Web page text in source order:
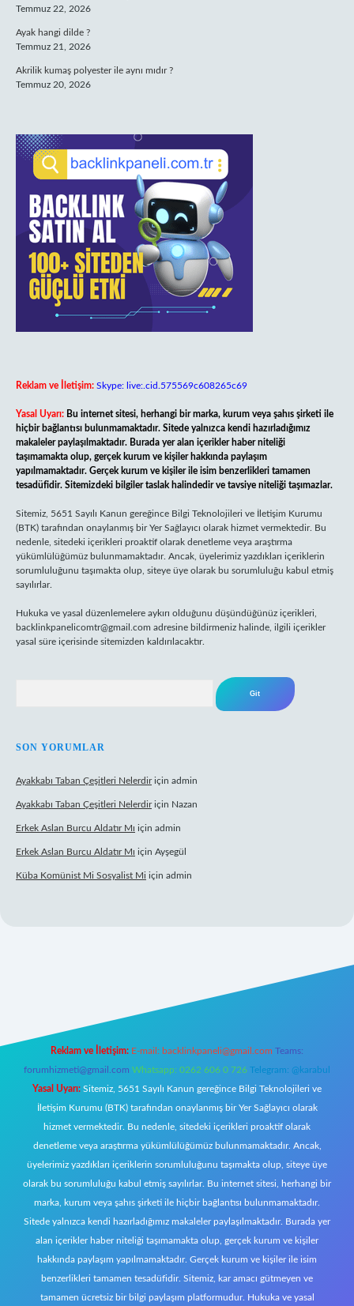
Temmuz 22, 2026
Ayak hangi dilde ?
Temmuz 21, 2026
Akrilik kumaş polyester ile aynı mıdır ?
Temmuz 20, 2026
Reklam ve İletişim: Skype: live:.cid.575569c608265c69
Yasal Uyarı: Bu internet sitesi, herhangi bir marka, kurum veya şahıs şirketi ile
hiçbir bağlantısı bulunmamaktadır. Sitede yalnızca kendi hazırladığımız
makaleler paylaşılmaktadır. Burada yer alan içerikler haber niteliği
taşımamakta olup, gerçek kurum ve kişiler hakkında paylaşım
yapılmamaktadır. Gerçek kurum ve kişiler ile isim benzerlikleri tamamen
tesadüfidir. Sitemizdeki bilgiler taslak halindedir ve tavsiye niteliği taşımazlar.
Sitemiz, 5651 Sayılı Kanun gereğince Bilgi Teknolojileri ve İletişim Kurumu
(BTK) tarafından onaylanmış bir Yer Sağlayıcı olarak hizmet vermektedir. Bu
nedenle, sitedeki içerikleri proaktif olarak denetleme veya araştırma
yükümlülüğümüz bulunmamaktadır. Ancak, üyelerimiz yazdıkları içeriklerin
sorumluluğunu taşımakta olup, siteye üye olarak bu sorumluluğu kabul etmiş
sayılırlar.
Hukuka ve yasal düzenlemelere aykırı olduğunu düşündüğünüz içerikleri,
backlinkpanelicomtr@gmail.com adresine bildirmeniz halinde, ilgili içerikler
yasal süre içerisinde sitemizden kaldırılacaktır.
SON YORUMLAR
Ayakkabı Taban Çeşitleri Nelerdiriçin admin
Ayakkabı Taban Çeşitleri Nelerdiriçin Nazan
Erkek Aslan Burcu Aldatır Mı için admin
Erkek Aslan Burcu Aldatır Mı için Ayşegül
Küba Komünist Mi Sosyalist Mi için admin
Reklam ve İletişim: E-mail: backlinkpaneli@gmail.com Teams:
forumhizmeti@gmail.com Whatsapp: 0262 606 0 726 Telegram: @karabul
Yasal Uyarı: Sitemiz, 5651 Sayılı Kanun gereğince Bilgi Teknolojileri ve
İletişim Kurumu (BTK) tarafından onaylanmış bir Yer Sağlayıcı olarak
hizmet vermektedir. Bu nedenle, sitedeki içerikleri proaktif olarak
denetleme veya araştırma yükümlülüğümüz bulunmamaktadır. Ancak,
üyelerimiz yazdıkları içeriklerin sorumluluğunu taşımakta olup, siteye üye
olarak bu sorumluluğu kabul etmiş sayılırlar. Bu internet sitesi, herhangi bir
marka, kurum veya şahıs şirketi ile hiçbir bağlantısı bulunmamaktadır.
Sitede yalnızca kendi hazırladığımız makaleler paylaşılmaktadır. Burada yer
alan içerikler haber niteliği taşımamakta olup, gerçek kurum ve kişiler
hakkında paylaşım yapılmamaktadır. Gerçek kurum ve kişiler ile isim
benzerlikleri tamamen tesadüfidir. Sitemiz, kar amacı gütmeyen ve
tamamen ücretsiz bir bilgi paylaşım platformudur. Hukuka ve yasal